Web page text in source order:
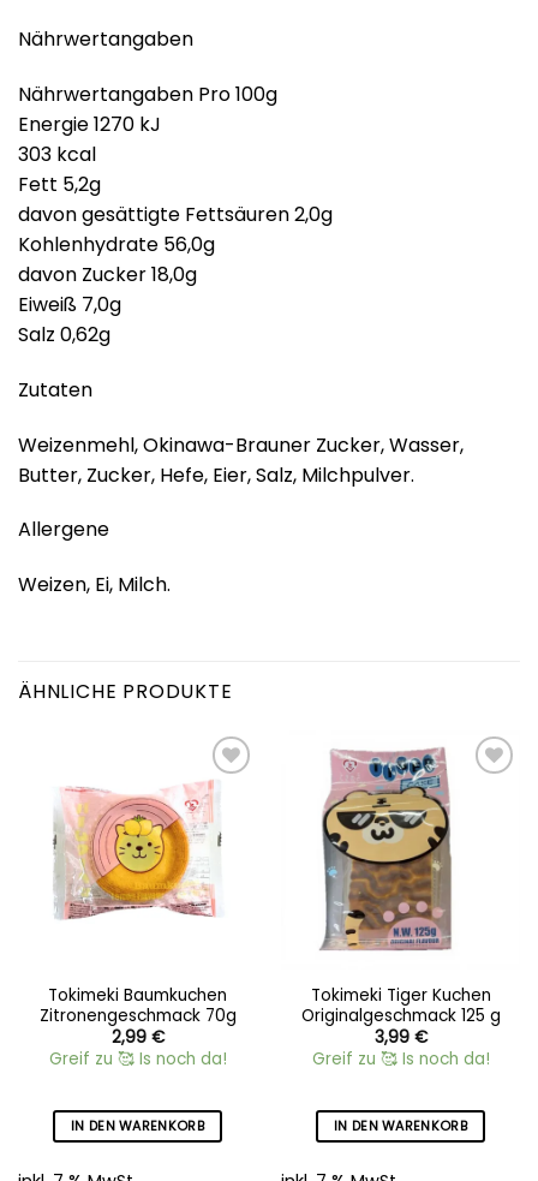
Nährwertangaben
Nährwertangaben Pro 100g
Energie 1270 kJ
303 kcal
Fett 5,2g
davon gesättigte Fettsäuren 2,0g
Kohlenhydrate 56,0g
davon Zucker 18,0g
Eiweiß 7,0g
Salz 0,62g
Zutaten
Weizenmehl, Okinawa-Brauner Zucker, Wasser,
Butter, Zucker, Hefe, Eier, Salz, Milchpulver.
Allergene
Weizen, Ei, Milch.
ÄHNLICHE PRODUKTE
Add to
wishlist
Tokimeki Baumkuchen
Zitronengeschmack 70g
2,99 €
Greif zu 🥰 Is noch da!
IN DEN WARENKORB
Tokimeki Tiger Kuchen
Originalgeschmack 125 g
3,99 €
Greif zu 🥰 Is noch da!
IN DEN WARENKORB